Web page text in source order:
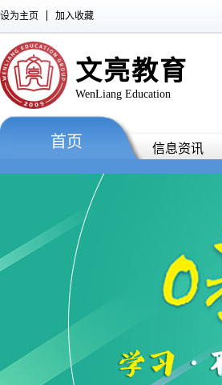
设为主页 加入收藏
文亮教育
WenLiang Education
首页 信息资讯